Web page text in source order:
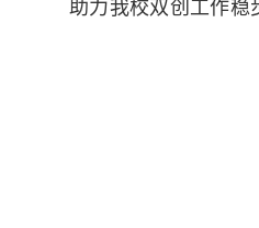
助力我校双创工作稳